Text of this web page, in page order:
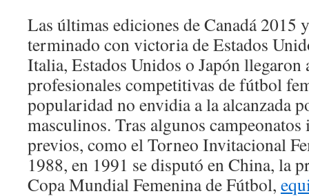
Las últimas ediciones de Canadá 2015
terminado con victoria de Estados
Italia, Estados Unidos o Japón
profesionales competitivas de fútbol
popularidad no envidia a la alcanzada
masculinos. Tras algunos
previos, como el Torneo Invitacional
1988, en 1991 se disputó en China, la
Copa Mundial Femenina de Fútbol,